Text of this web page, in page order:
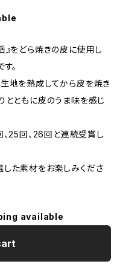
をどら焼きの皮に使用し
。
地を熟成してから皮を焼き
とともに皮のうま味を感じ
25回、26回と連続受賞し
た素材をお楽しみくださ
available